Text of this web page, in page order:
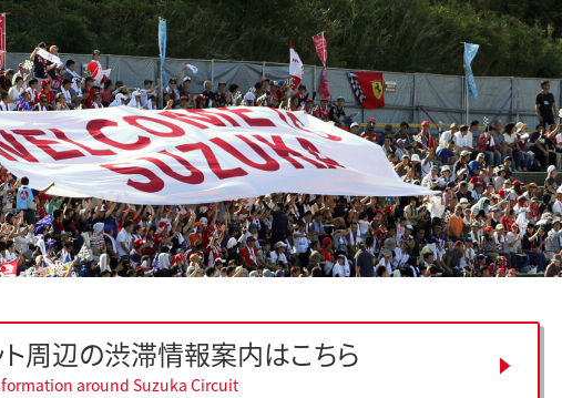
周辺の渋滞情報案内はこちら
around Suzuka Circuit